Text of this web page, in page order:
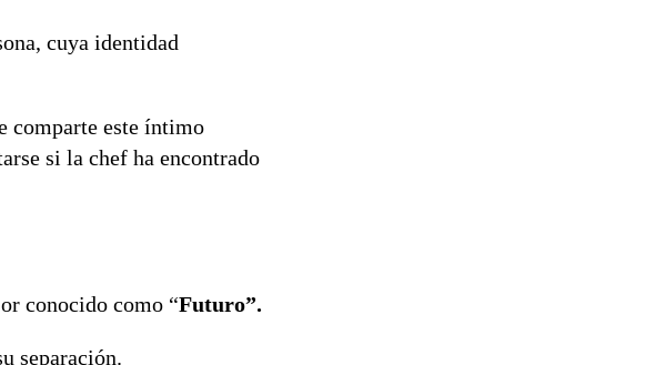
cuya identidad
comparte este íntimo
si la chef ha encontrado
conocido como “Futuro”.
separación.